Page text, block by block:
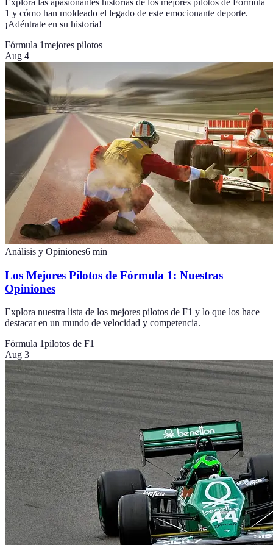
1 y cómo han moldeado el legado de este emocionante deporte.
¡Adéntrate en su historia!
Fórmula 1mejores pilotos
Aug 4
Análisis y Opiniones6 min
Los Mejores Pilotos de Fórmula 1: Nuestras
Opiniones
Explora nuestra lista de los mejores pilotos de F1 y lo que los hace
destacar en un mundo de velocidad y competencia.
Fórmula 1pilotos de F1
Aug 3